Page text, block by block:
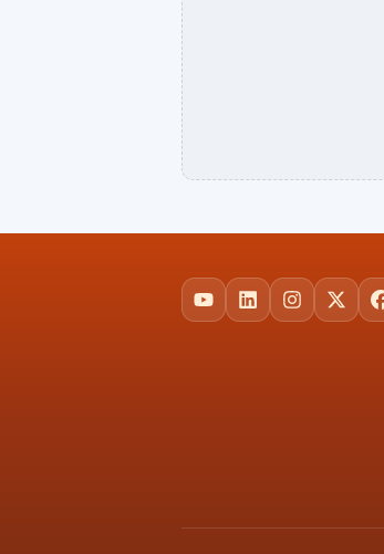
Facebook
X
Instagram
LinkedIn
YouTube